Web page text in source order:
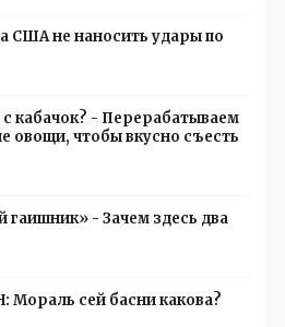
США не наносить удары по
кабачок? - Перерабатываем
овощи, чтобы вкусно съесть
- Зачем здесь два
сей басни какова?